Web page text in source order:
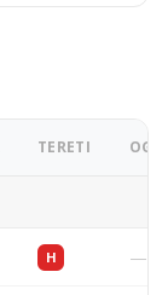
TERETI
H —